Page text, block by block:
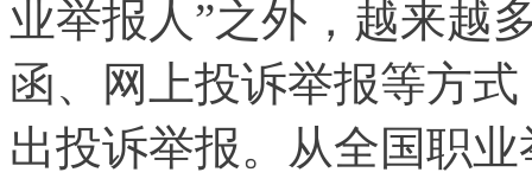
业举报人”之外，越来越
函、网上投诉举报等方
出投诉举报。从全国职